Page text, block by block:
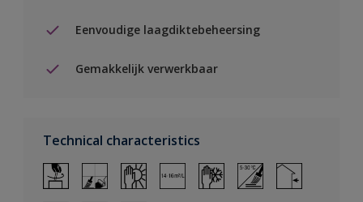
Eenvoudige laagdiktebeheersing
Gemakkelijk verwerkbaar
Technical characteristics